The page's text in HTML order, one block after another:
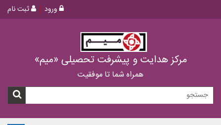
ثبت نام ورود
مرکز هدایت و پیشرفت تحصیلی «میم»
همراه شما تا موفقیت